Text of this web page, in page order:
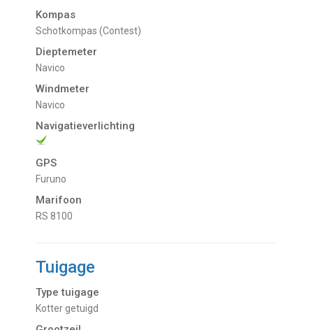
Kompas
Schotkompas (Contest)
Dieptemeter
Navico
Windmeter
Navico
Navigatieverlichting
GPS
Furuno
Marifoon
RS 8100
Tuigage
Type tuigage
Kotter getuigd